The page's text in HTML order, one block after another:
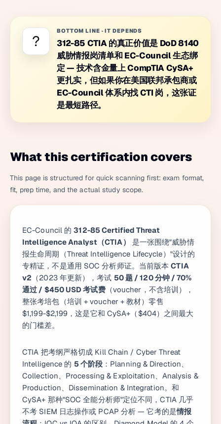
?
BOTTOM LINE · IT DEPENDS
312-85 CTIA 的真正价值是 DoD 8140
威胁情报岗清单和 EC-Council 生态绑
定 — 技术含金量上 CompTIA CySA+
更扎实，但如果你在美国联邦承包商或
EC-Council 体系内找 CTI 岗，这张证
是最短路径。
What this certification covers
This page is structured for quick scanning first: exam format,
fit, prep time, and the actual study scope.
EC-Council 的312-85 Certified Threat
Intelligence Analyst（CTIA）
是一张围绕"威胁情
报生命周期（Threat Intelligence Lifecycle）"设计的
专精证，不是通用 SOC 分析师证。当前版本CTIA
v2 （2023 年更新），考试 50 题 / 120 分钟 / 70%
通过 / $450 USD 考试费（voucher，不含培训），
整张考培包（培训 + voucher + 教材）零售
$1,199-$2,199，这是它和 CySA+（$404）之间最大
的门槛差。
CTIA 把考纲严格切成 Kill Chain / Cyber Threat
Intelligence 的 5 个阶段 ：Planning & Direction、
Collection、Processing & Exploitation、Analysis &
Production、Dissemination & Integration。和
CySA+ 那种"SOC 全能分析师"定位不同，CTIA 几乎
不考 SIEM 日志操作或 PCAP 分析 — 它考的是情报